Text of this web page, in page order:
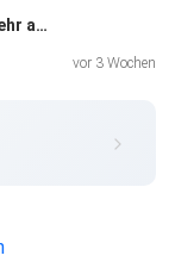
Private Markets: Warum immer mehr außerhalb der Börse investiert wird
vor 3 Wochen